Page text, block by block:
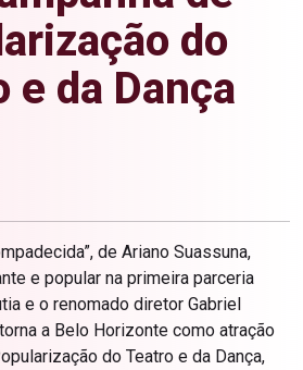
do
e da Dança
de Ariano Suassuna,
e popular na primeira parceria
e o renomado diretor Gabriel
a Belo Horizonte como atração
do Teatro e da Dança,